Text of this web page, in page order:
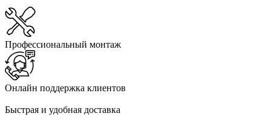
Профессиональный монтаж
Онлайн поддержка клиентов
Быстрая и удобная доставка